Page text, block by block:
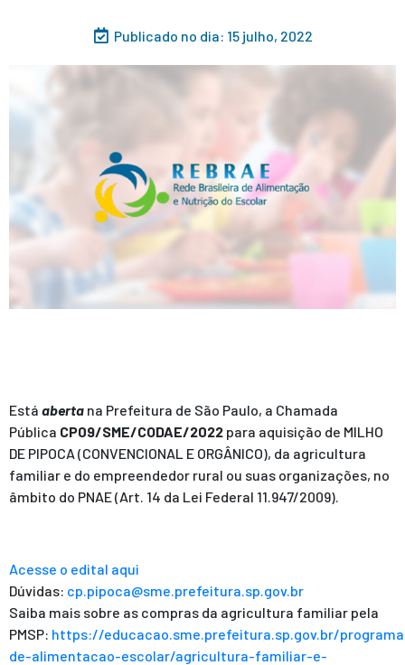
Publicado no dia: 15 julho, 2022
Está aberta na Prefeitura de São Paulo, a Chamada
Pública CP09/SME/CODAE/2022 para aquisição de MILHO
DE PIPOCA (CONVENCIONAL E ORGÂNICO), da agricultura
familiar e do empreendedor rural ou suas organizações, no
âmbito do PNAE (Art. 14 da Lei Federal 11.947/2009).
Acesse o edital aqui
Dúvidas: cp.pipoca@sme.prefeitura.sp.gov.br
Saiba mais sobre as compras da agricultura familiar pela
PMSP: https://educacao.sme.prefeitura.sp.gov.br/
de-alimentacao-escolar/agricultura-familiar-e-